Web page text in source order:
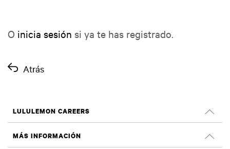
O inicia sesión si ya te has registrado.
Atrás
LULULEMON CAREERS
Oportunidades profesionales
MÁS INFORMACIÓN